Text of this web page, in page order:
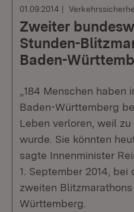
01.09.2014
Zweiter
Stunden-
Baden-
„184 Menschen
Baden-Württemberg
Leben verloren, weil
wurde. Sie könnten
sagte Innenminister
1. September 2014,
zweiten
Württemberg.